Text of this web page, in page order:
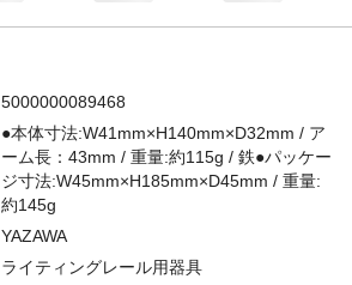
5000000089468
●本体寸法:W41mm×H140mm×D32mm / ア
ーム長：43mm / 重量:約115g / 鉄●パッケー
ジ寸法:W45mm×H185mm×D45mm / 重量:
約145g
YAZAWA
ライティングレール用器具